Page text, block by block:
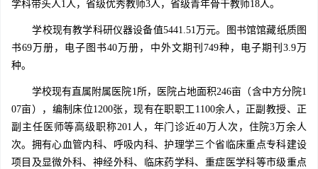
学科带头人1人，省级优秀教师3人，省级青年骨干教师18人。
学校现有教学科研仪器设备值5441.51万元。图书馆馆藏纸质图
书69万册，电子图书40万册，中外文期刊749种，电子期刊3.9万
种。
学校现有直属附属医院1所，医院占地面积246亩（含中方分院1
07亩），编制床位1200张，现有在职职工1100余人，正副教授、正
副主任医师等高级职称201人，年门诊近40万人次，住院3万余人
次。拥有心血管内科、呼吸内科、护理学三个省临床重点专科建设
项目及显微外科、神经外科、临床药学科、重症医学科等市级重点